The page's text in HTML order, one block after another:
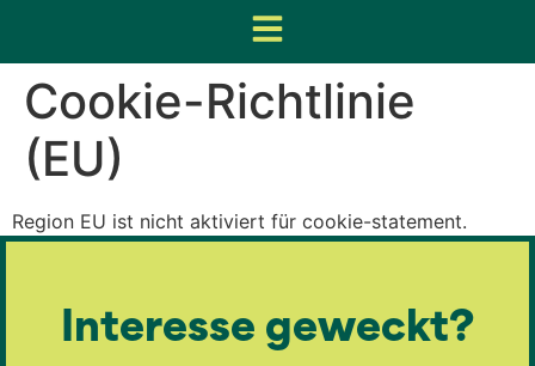
Cookie-Richtlinie
(EU)
Region EU ist nicht aktiviert für cookie-statement.
Interesse geweckt?